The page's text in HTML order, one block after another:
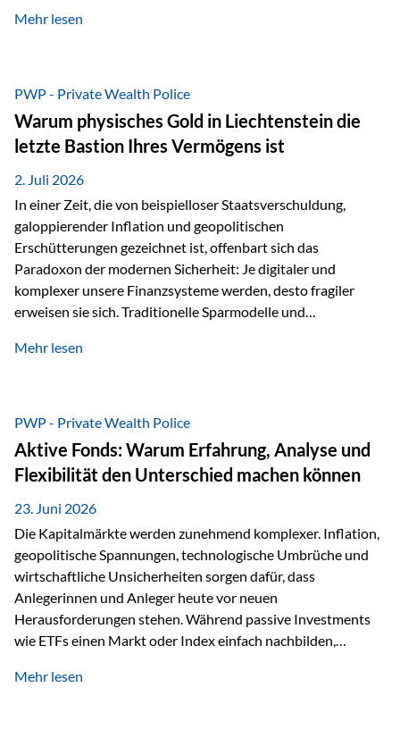
sicherzustellen, dass das Vermögen langfristig erhalten
folgende Situation vor: Ein Vater schenkt seiner Tochter
einen Teil seines Vermögens. Einige Jahre später möchte die
Tochter das Geld kurzfristig verwenden, um…
Mehr lesen
PWP - Private Wealth Police
Warum physisches Gold in Liechtenstein die
letzte Bastion Ihres Vermögens ist
2. Juli 2026
In einer Zeit, die von beispielloser Staatsverschuldung,
galoppierender Inflation und geopolitischen
Erschütterungen gezeichnet ist, offenbart sich das
Paradoxon der modernen Sicherheit: Je digitaler und
komplexer unsere Finanzsysteme werden, desto fragiler
erweisen sie sich. Traditionelle Sparmodelle und
unumstößlich galten, versagen angesichts der expansiven
Nostalgie dar, sondern ist die modernste und strategisch
klügste Antwort auf globale Instabilität. Physische Werte
und der richtige Rechtsstandort sind heute keine bloße
Option mehr, sondern eine strategische Notwendigkeit. 1.
Der massive Aufwand hinter einem winzigen…
Mehr lesen
PWP - Private Wealth Police
Aktive Fonds: Warum Erfahrung, Analyse und
Flexibilität den Unterschied machen können
23. Juni 2026
Die Kapitalmärkte werden zunehmend komplexer. Inflation,
geopolitische Spannungen, technologische Umbrüche und
wirtschaftliche Unsicherheiten sorgen dafür, dass
Anlegerinnen und Anleger heute vor neuen
Herausforderungen stehen. Während passive Investments
wie ETFs einen Markt oder Index einfach nachbilden,
setzen auf die Expertise erfahrener Fondsmanager, die
Mehr lesen